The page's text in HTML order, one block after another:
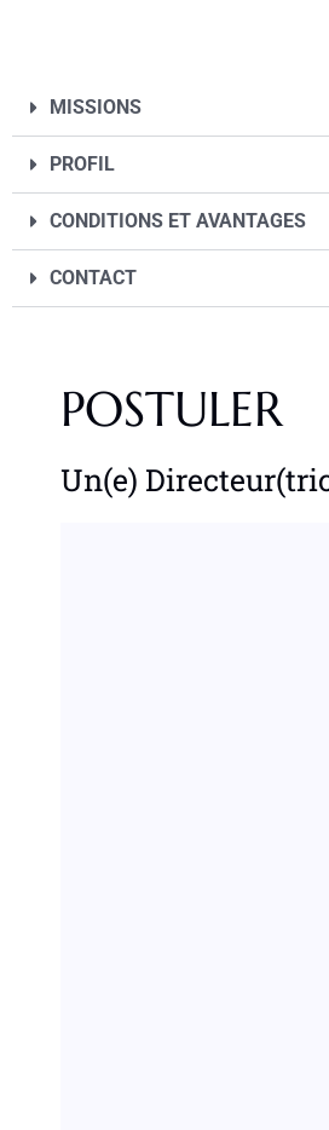
MISSIONS
PROFIL
CONDITIONS ET AVANTAGES
CONTACT
POSTULER
Un(e)